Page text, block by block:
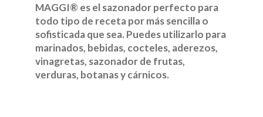
MAGGI® es el sazonador perfecto para
todo tipo de receta por más sencilla o
sofisticada que sea. Puedes utilizarlo para
marinados, bebidas, cocteles, aderezos,
vinagretas, sazonador de frutas,
verduras, botanas y cárnicos.